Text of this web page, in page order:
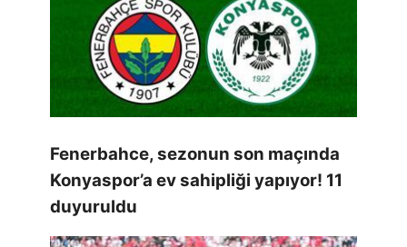
Fenerbahce, sezonun son maçında
Konyaspor’a ev sahipliği yapıyor! 11
duyuruldu